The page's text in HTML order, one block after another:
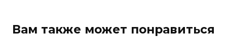
Вам также может понравиться